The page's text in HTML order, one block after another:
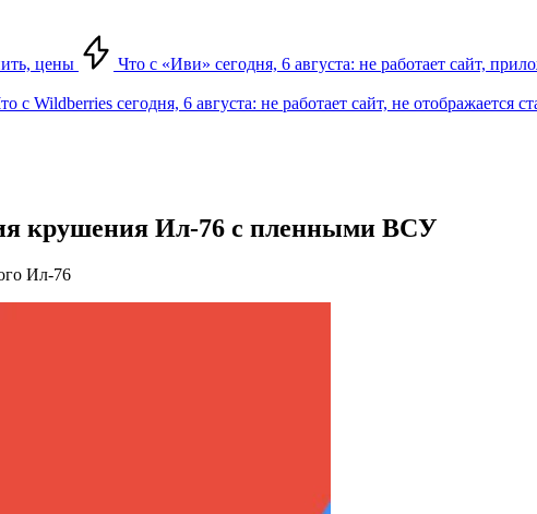
цены Что с «Иви» сегодня, 6 августа: не работает сайт,
с Wildberries сегодня, 6 августа: не работает сайт, не отображается
крушения Ил-76 с пленными ВСУ
Ил-76